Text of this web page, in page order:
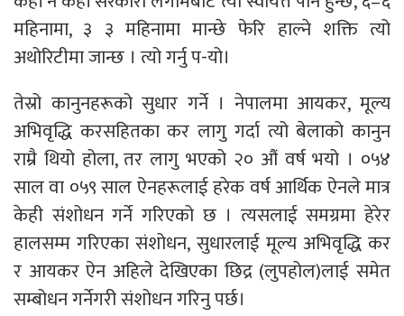
महिनामा, ३ ३ महिनामा मान्छे फेरि हाल्ने शक्ति त्यो
अथोरिटीमा जान्छ । त्यो गर्नु प-यो।
तेस्रो कानुनहरूको सुधार गर्ने । नेपालमा आयकर, मूल्य
अभिवृद्धि करसहितका कर लागु गर्दा त्यो बेलाको कानुन
राम्रै थियो होला, तर लागु भएको २० औं वर्ष भयो । ०५४
साल वा ०५९ साल ऐनहरूलाई हरेक वर्ष आर्थिक ऐनले मात्र
केही संशोधन गर्ने गरिएको छ । त्यसलाई समग्रमा हेरेर
हालसम्म गरिएका संशोधन, सुधारलाई मूल्य अभिवृद्धि कर
र आयकर ऐन अहिले देखिएका छिद्र (लुपहोल)लाई समेत
सम्बोधन गर्नेगरी संशोधन गरिनु पर्छ।